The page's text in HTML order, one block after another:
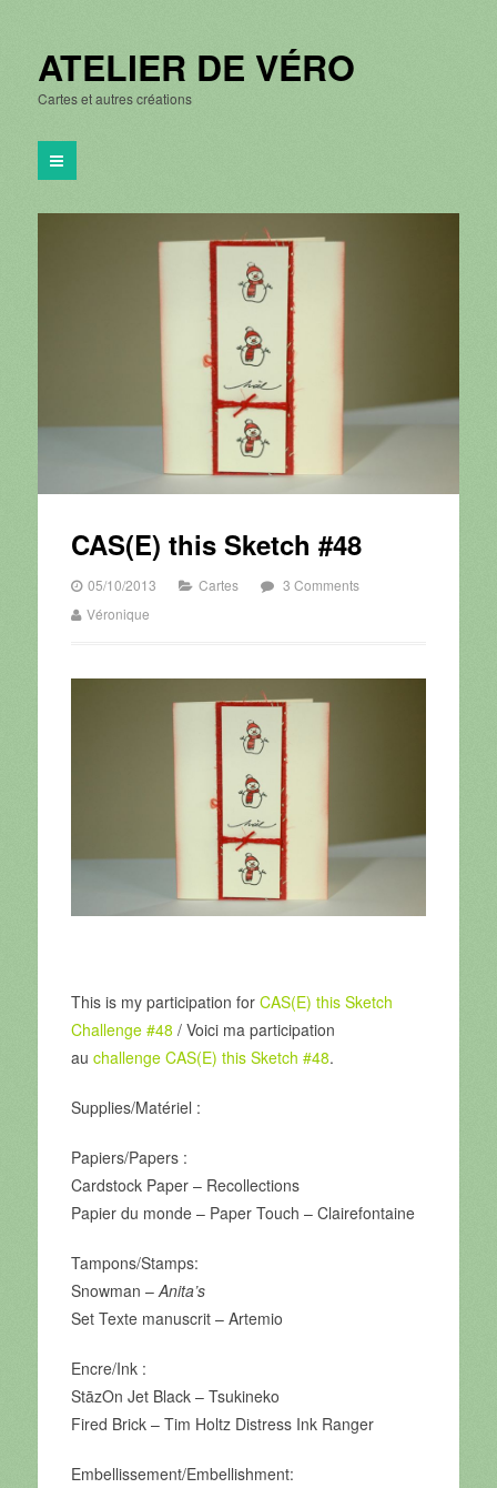
ATELIER DE VÉRO
Cartes et autres créations
CAS(E) this Sketch #48
05/10/2013 Cartes
3 Comments
Véronique
This is my participation for CAS(E) this Sketch
Challenge #48 / Voici ma participation
au challenge CAS(E) this Sketch #48.
Supplies/Matériel :
Papiers/Papers :
Cardstock Paper – Recollections
Papier du monde – Paper Touch – Clairefontaine
Tampons/Stamps:
Snowman – Anita’s
Set Texte manuscrit – Artemio
Encre/Ink :
StāzOn Jet Black – Tsukineko
Fired Brick – Tim Holtz Distress Ink Ranger
Embellissement/Embellishment: